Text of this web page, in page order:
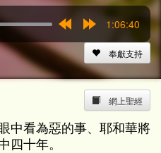
15s
15s
1:06:40
奉獻支持
網上聖經
中看為惡的事、耶和華將
四十年。